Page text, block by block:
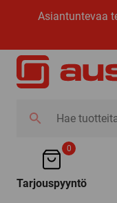
Asiantuntevaa
tuotteita
0
Tarjouspyyntö